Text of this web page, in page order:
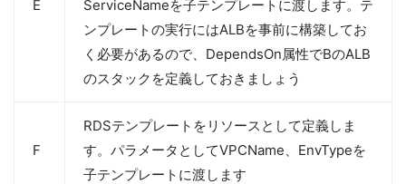
E
ServiceNameを子テンプレートに渡します。テ
ンプレートの実行にはALBを事前に構築してお
く必要があるので、DependsOn属性でBのALB
のスタックを定義しておきましょう
F
RDSテンプレートをリソースとして定義しま
す。パラメータとしてVPCName、EnvTypeを
子テンプレートに渡します